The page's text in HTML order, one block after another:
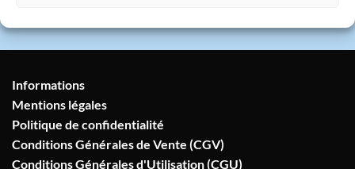
Informations
Mentions légales
Politique de confidentialité
Conditions Générales de Vente (CGV)
Conditions Générales d'Utilisation (CGU)